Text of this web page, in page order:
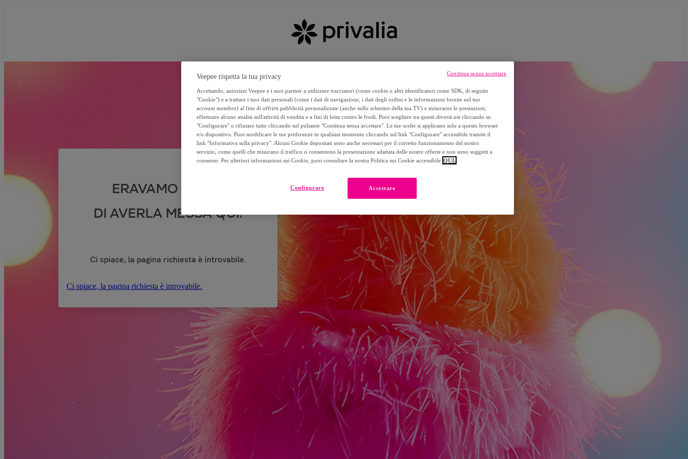
ERAVAMO SICURI
DI AVERLA MESSA QUI!
Ci spiace, la pagina richiesta è introvabile.
Ci spiace, la pagina richiesta è introvabile.
Veepee rispetta la tua privacy
Accettando, autorizzi Veepee e i suoi partner a utilizzare tracciatori (come cookie o altri identificatori come SDK, di seguito
"Cookie") e a trattare i tuoi dati personali (come i dati di navigazione, i dati degli ordini e le informazioni fornite nel tuo
account membro) al fine di offrirti pubblicità personalizzate (anche sullo schermo della tua TV) e misurarne le prestazioni,
effettuare alcune analisi sull'attività di vendita e a fini di lotta contro le frodi. Puoi scegliere tra questi diversi usi cliccando su
"Configurare" o rifiutare tutto cliccando sul pulsante "Continua senza accettare". Le tue scelte si applicano solo a questo browser
e/o dispositivo. Puoi modificare le tue preferenze in qualsiasi momento cliccando sul link "Configurare" accessibile tramite il
link "Informativa sulla privacy". Alcuni Cookie depositati sono anche necessari per il corretto funzionamento del nostro
servizio, come quelli che misurano il traffico o consentono la presentazione adattata delle nostre offerte e non sono soggetti a
consenso. Per ulteriori informazioni sui Cookie, puoi consultare la nostra Politica sui Cookie accessibile QUI.
Accettare
Configurare
Continua senza accettare